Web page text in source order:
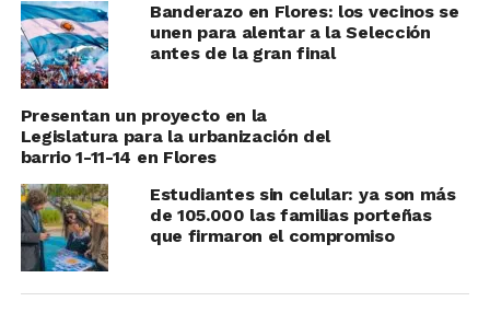
Banderazo en Flores: los vecinos se
unen para alentar a la Selección
antes de la gran final
Presentan un proyecto en la
Legislatura para la urbanización del
barrio 1-11-14 en Flores
Estudiantes sin celular: ya son más
de 105.000 las familias porteñas
que firmaron el compromiso